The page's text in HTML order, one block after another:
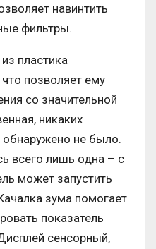
навинтить
фильтры.
пластика
позволяет ему
со значительной
никаких
не было.
всего лишь одна – с
может запустить
зума помогает
показатель
сенсорный,